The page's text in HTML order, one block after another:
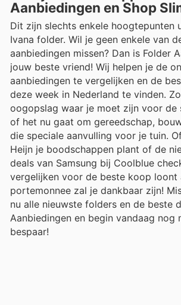
Aanbiedingen en Shop
Dit zijn slechts enkele hoogtepunten
Ivana folder. Wil je geen enkele van
aanbiedingen missen? Dan is Folder
jouw beste vriend! Wij helpen je de
aanbiedingen te vergelijken en de
deze week in Nederland te vinden.
oogopslag waar je moet zijn voor de
of het nu gaat om gereedschap,
die speciale aanvulling voor je tuin.
Heijn je boodschappen plant of de
deals van Samsung bij Coolblue
vergelijken voor de beste koop loont
portemonnee zal je dankbaar zijn!
nu alle nieuwste folders en de beste
Aanbiedingen en begin vandaag nog
bespaar!